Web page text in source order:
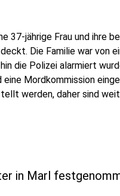
37-jährige Frau und ihre
Die Familie war von
die Polizei alarmiert
eine Mordkommission
werden, daher sind
in Marl